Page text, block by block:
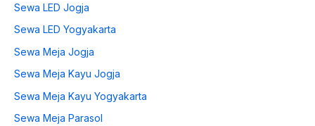
Sewa LED Jogja
Sewa LED Yogyakarta
Sewa Meja Jogja
Sewa Meja Kayu Jogja
Sewa Meja Kayu Yogyakarta
Sewa Meja Parasol